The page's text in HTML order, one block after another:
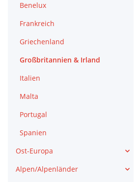
Benelux
Frankreich
Griechenland
Großbritannien & Irland
Italien
Malta
Portugal
Spanien
Ost-Europa
Alpen/Alpenländer